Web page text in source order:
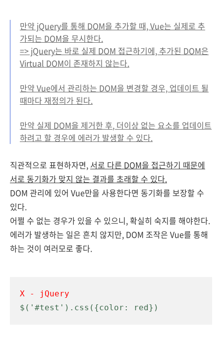
만약 jQuery를 통해 DOM을 추가할 때, Vue는 실제로 추
가되는 DOM을 무시한다.
=> jQuery는 바로 실제 DOM 접근하기에, 추가된 DOM은
Virtual DOM이 존재하지 않는다.
만약 Vue에서 관리하는 DOM을 변경할 경우, 업데이트 될
때마다 재정의가 된다.
만약 실제 DOM을 제거한 후, 더이상 없는 요소를 업데이트
하려고 할 경우에 에러가 발생할 수 있다.
직관적으로 표현하자면, 서로 다른 DOM을 접근하기 때문에
서로 동기화가 맞지 않는 결과를 초래할 수 있다.
DOM 관리에 있어 Vue만을 사용한다면 동기화를 보장할 수
있다.
어쩔 수 없는 경우가 있을 수 있으니, 확실히 숙지를 해야한다.
에러가 발생하는 일은 흔치 않지만, DOM 조작은 Vue를 통해
하는 것이 여러모로 좋다.
X - jQuery
$('#test').css({color: red})